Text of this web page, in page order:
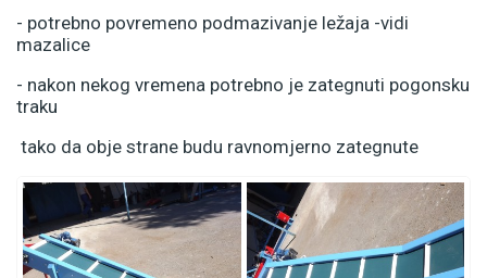
- potrebno povremeno podmazivanje ležaja -vidi
mazalice
- nakon nekog vremena potrebno je zategnuti pogonsku
traku
tako da obje strane budu ravnomjerno zategnute